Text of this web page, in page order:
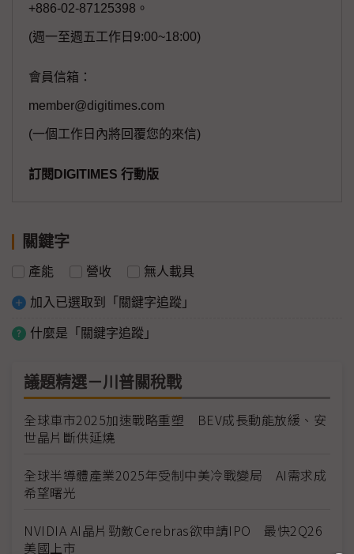
+886-02-87125398。
(週一至週五工作日9:00~18:00)
會員信箱：
member@digitimes.com
(一個工作日內將回覆您的來信)
訂閱DIGITIMES 行動版
關鍵字
產能 營收 無人載具
加入已選取到「關鍵字追蹤」
什麼是「關鍵字追蹤」
議題精選－川普關稅戰
全球車市2025加速戰略重塑 BEV成長動能放緩、安
世晶片斷供延燒
全球半導體產業2025年受制中美冷戰變局 AI需求成
希望曙光
NVIDIA AI晶片勁敵Cerebras欲申請IPO 最快2Q26
美國上市